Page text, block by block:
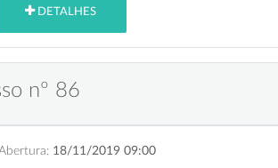
DETALHES
nº 86
18/11/2019 09:00